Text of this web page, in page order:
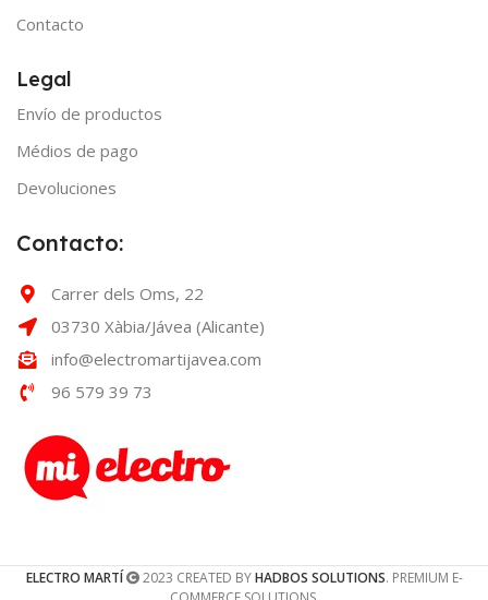
Contacto
Legal
Envío de productos
Médios de pago
Devoluciones
Contacto:
Carrer dels Oms, 22
03730 Xàbia/Jávea (Alicante)
info@electromartijavea.com
96 579 39 73
ELECTRO MARTÍ 2023 CREATED BYHADBOS SOLUTIONS. PREMIUM E-